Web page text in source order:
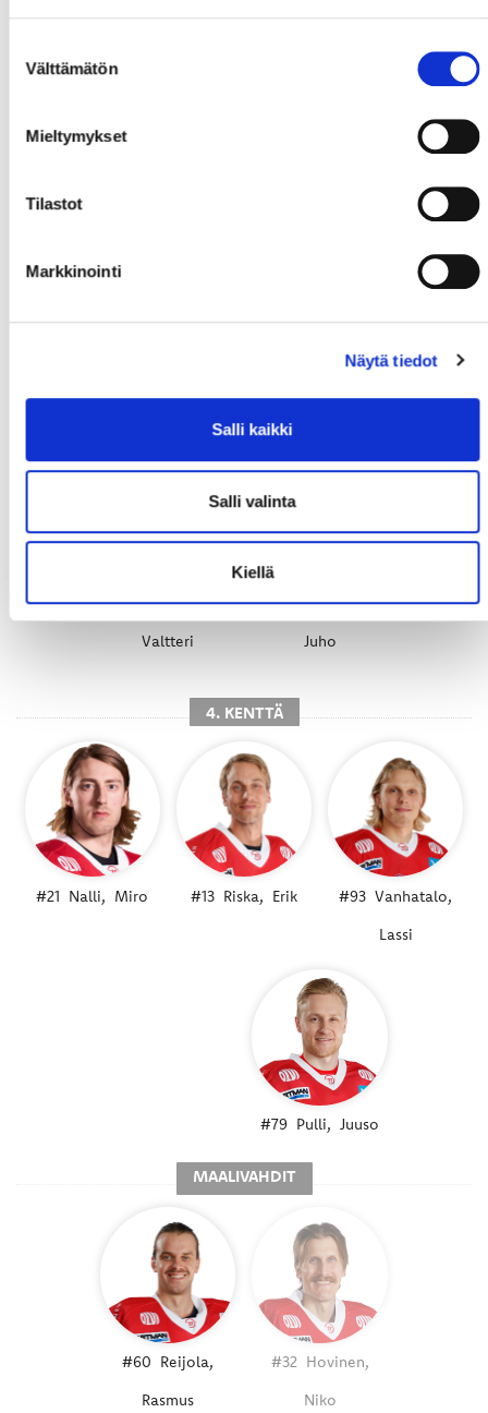
valinta
Välttämätön
Mieltymykset
Tilastot
Markkinointi
Näytä tiedot
Salli kaikki
Salli valinta
Kiellä
#53
#63
#52 Hietanen,
Valtteri
#36 Tommila,
Juho
4. KENTTÄ
#21 Nalli, Miro #13 Riska, Erik #93 Vanhatalo,
Lassi
#79 Pulli, Juuso
MAALIVAHDIT
#60 Reijola,
Rasmus
#32 Hovinen,
Niko